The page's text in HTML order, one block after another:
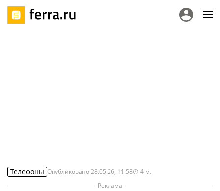
Телефоны Опубликовано28.05.26, 11:58 4 м.
Реклама